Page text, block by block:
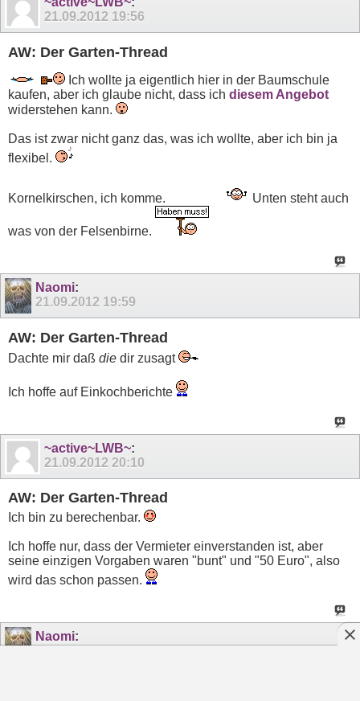
21.09.2012 19:56
AW: Der Garten-Thread
Ich wollte ja eigentlich hier in der Baumschule
kaufen, aber ich glaube nicht, dass ich diesem Angebot
widerstehen kann.
Das ist zwar nicht ganz das, was ich wollte, aber ich bin ja
flexibel.
Kornelkirschen, ich komme. Unten steht auch
was von der Felsenbirne.
Naomi:
21.09.2012 19:59
AW: Der Garten-Thread
Dachte mir daß die dir zusagt
Ich hoffe auf Einkochberichte
~active~LWB~:
21.09.2012 20:10
AW: Der Garten-Thread
Ich bin zu berechenbar.
Ich hoffe nur, dass der Vermieter einverstanden ist, aber
seine einzigen Vorgaben waren "bunt" und "50 Euro", also
wird das schon passen.
Naomi: